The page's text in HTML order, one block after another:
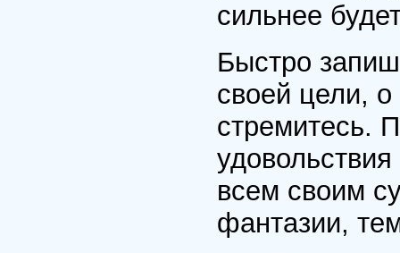
сильнее
Быстро
своей цели,
стремитесь.
всем своим
фантазии,